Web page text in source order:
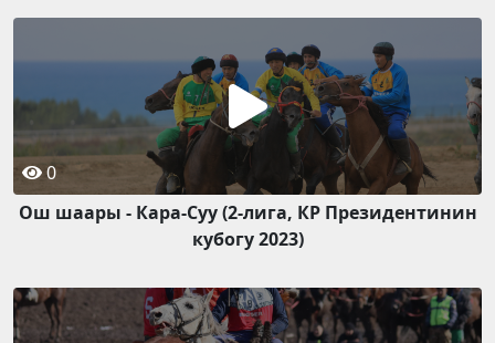
0
Ош шаары - Кара-Суу (2-лига, КР Президентинин
кубогу 2023)